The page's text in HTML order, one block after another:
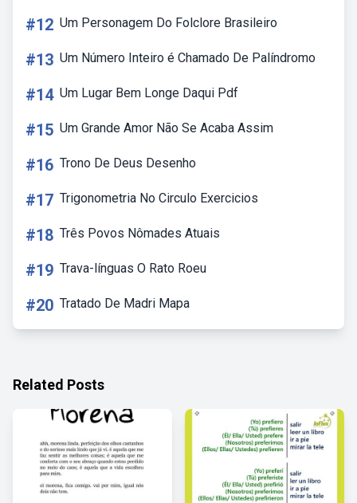
#12 Um Personagem Do Folclore Brasileiro
#13 Um Número Inteiro é Chamado De Palíndromo
#14 Um Lugar Bem Longe Daqui Pdf
#15 Um Grande Amor Não Se Acaba Assim
#16 Trono De Deus Desenho
#17 Trigonometria No Circulo Exercicios
#18 Três Povos Nômades Atuais
#19 Trava-línguas O Rato Roeu
#20 Tratado De Madri Mapa
Related Posts